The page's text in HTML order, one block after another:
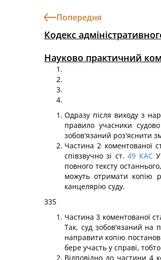
Попередня
Кодекс
Науково практичний
Одразу після виходу з
правило учасники
зобов'язаний роз'яснити
Частина 2 коментованої
співзвучно зі ст. 49 КАС
повного тексту
можуть отримати копію
канцелярію суду.
335
Частина 3 коментованої
Так, суд зобов'язаний на
направити копію
бере участь у справі,
Відповідно до частини 4